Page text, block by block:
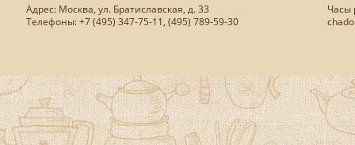
Адрес: Москва, ул. Братиславская, д. 33
Телефоны: +7 (495) 347-75-11, (495) 789-59-30
Часы